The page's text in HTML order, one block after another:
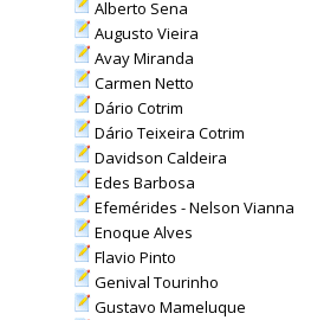
Alberto Sena
Augusto Vieira
Avay Miranda
Carmen Netto
Dário Cotrim
Dário Teixeira Cotrim
Davidson Caldeira
Edes Barbosa
Efemérides - Nelson Vianna
Enoque Alves
Flavio Pinto
Genival Tourinho
Gustavo Mameluque